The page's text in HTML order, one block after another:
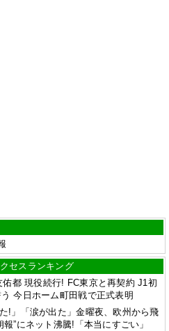
セスランキング
佑都 現役続行! FC東京と再契約 J1初
今日ホーム町田戦で正式表明
た!」「涙が出た」金曜夜、欧州から飛
報”にネット沸騰!「本当にすごい」